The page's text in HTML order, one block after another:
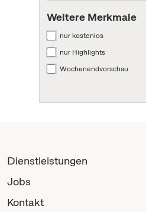
Weitere Merkmale
nur kostenlos
nur Highlights
Wochenendvorschau
Dienstleistungen
Jobs
Kontakt